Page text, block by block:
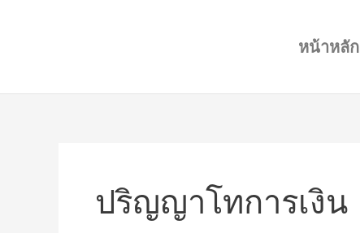
หน้าหลัก
ปริญญาโทการเงิน